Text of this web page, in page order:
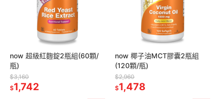
now 超級紅麴錠2瓶組(60顆/
瓶)
$3,160
$1,742
now 椰子油MCT膠囊2瓶組
(120顆/瓶)
$2,960
$1,478